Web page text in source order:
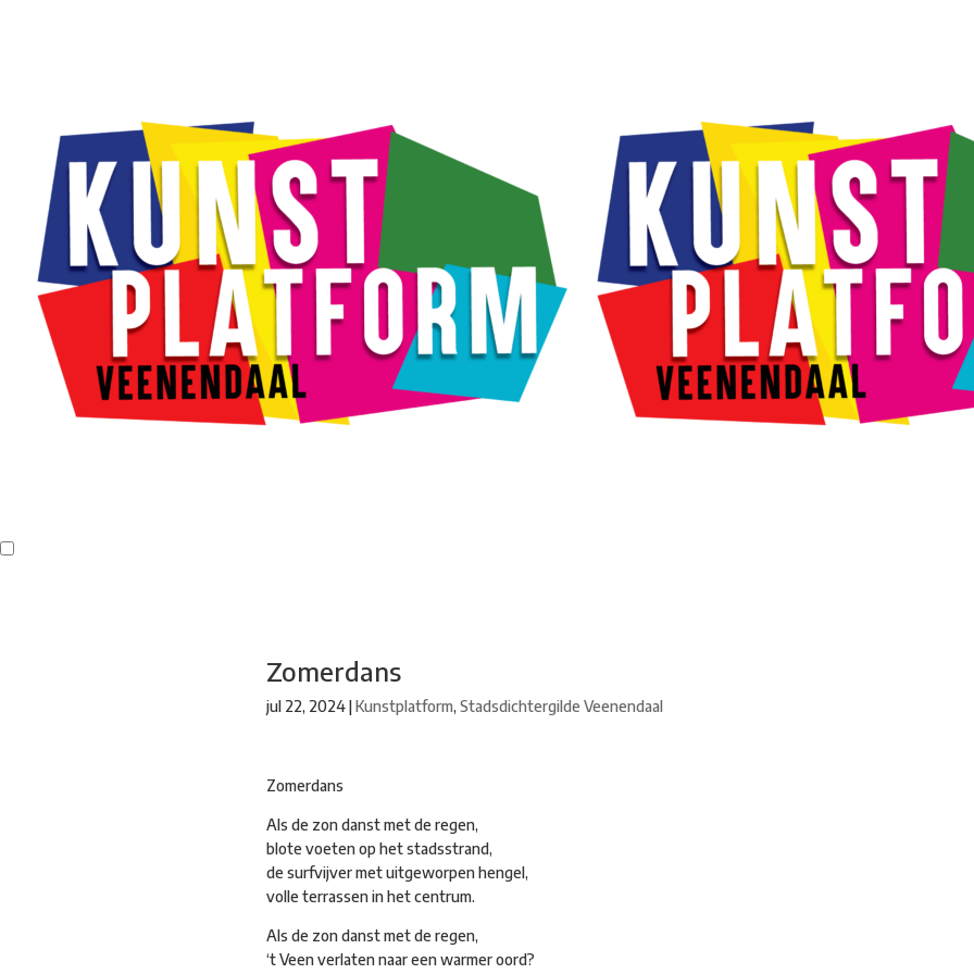
Zomerdans
jul 22, 2024|Kunstplatform, Stadsdichtergilde Veenendaal
Zomerdans
Als de zon danst met de regen,
blote voeten op het stadsstrand,
de surfvijver met uitgeworpen hengel,
volle terrassen in het centrum.
Als de zon danst met de regen,
‘t Veen verlaten naar een warmer oord?